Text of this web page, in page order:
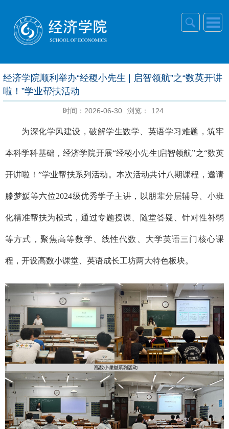
经济学院顺利举办“经稷小先生 | 启智领航”之“数英开讲
啦！”学业帮扶活动
时间：2026-06-30 浏览： 124
为深化学风建设，破解学生数学、英语学习难题，筑牢
本科学科基础，经济学院开展“经稷小先生|启智领航”之“数英
开讲啦！”学业帮扶系列活动。本次活动共计八期课程，邀请
滕梦媛等六位2024级优秀学子主讲，以朋辈分层辅导、小班
化精准帮扶为模式，通过专题授课、随堂答疑、针对性补弱
等方式，聚焦高等数学、线性代数、大学英语三门核心课
程，开设高数小课堂、英语成长工坊两大特色板块。